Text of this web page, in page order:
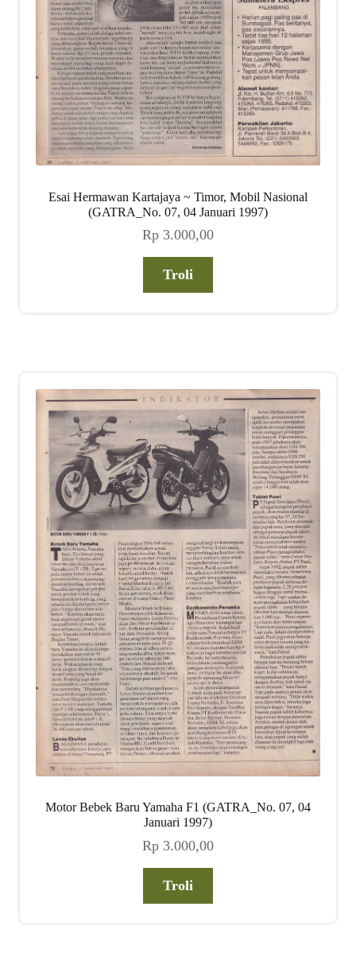
Esai Hermawan Kartajaya ~ Timor, Mobil Nasional
(GATRA_No. 07, 04 Januari 1997)
Rp 3.000,00
Troli
Motor Bebek Baru Yamaha F1 (GATRA_No. 07, 04
Januari 1997)
Rp 3.000,00
Troli